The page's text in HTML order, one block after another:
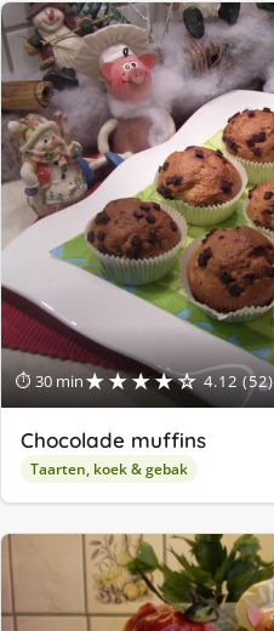
⏱ 30 min★★★★☆ 4.12 (52)
Chocolade muffins
Taarten, koek & gebak